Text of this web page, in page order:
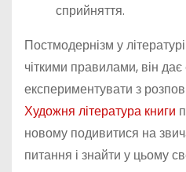
сприйняття.
Постмодернізм у
чіткими правилами, він
експериментувати з
Художня література книги
новому подивитися на
питання і знайти у цьому